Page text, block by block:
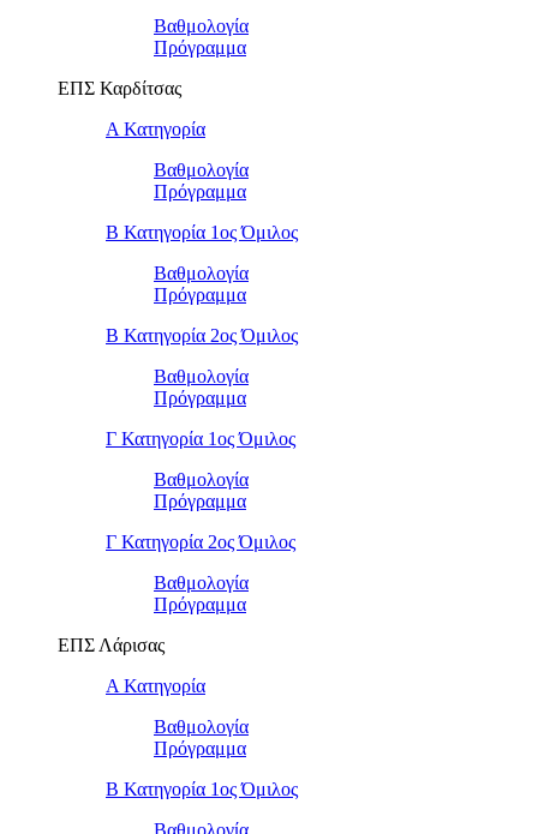
Βαθμολογία
Πρόγραμμα
ΕΠΣ Καρδίτσας
Α Κατηγορία
Βαθμολογία
Πρόγραμμα
Β Κατηγορία 1ος Όμιλος
Βαθμολογία
Πρόγραμμα
Β Κατηγορία 2ος Όμιλος
Βαθμολογία
Πρόγραμμα
Γ Κατηγορία 1ος Όμιλος
Βαθμολογία
Πρόγραμμα
Γ Κατηγορία 2ος Όμιλος
Βαθμολογία
Πρόγραμμα
ΕΠΣ Λάρισας
Α Κατηγορία
Βαθμολογία
Πρόγραμμα
Β Κατηγορία 1ος Όμιλος
Βαθμολογία